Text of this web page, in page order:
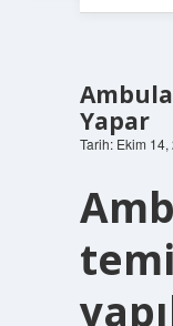
Yapar
Tarih: Ekim 14,